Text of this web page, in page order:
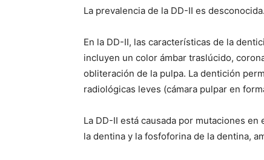
La prevalencia de la DD-II es desconocida.
En la DD-II, las características de la
incluyen un color ámbar traslúcido,
obliteración de la pulpa. La dentición
radiológicas leves (cámara pulpar en
La DD-II está causada por mutaciones
la dentina y la fosfoforina de la dentina,